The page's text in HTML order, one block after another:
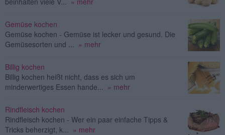
Gemüse kochen
Gemüse kochen - Gemüse ist lecker und gesund. Die
Gemüsesorten und ...
» mehr
Billig kochen
Billig kochen heißt nicht, dass es sich um
minderwertiges Essen hande...
» mehr
Rindfleisch kochen
Rindfleisch kochen - Wer ein paar einfache Tipps &
Tricks beherzigt, k...
» mehr